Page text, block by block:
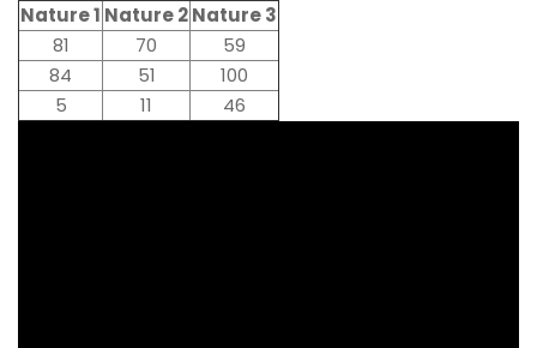
Nature 1 Nature 2Nature 3
81
70
59
84
51
100
5
11 46